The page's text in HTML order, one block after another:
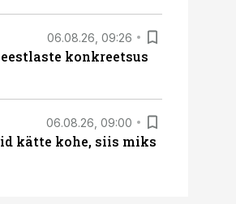
06.08.26, 09:26
konkreetsus
06.08.26, 09:00
kätte kohe, siis miks